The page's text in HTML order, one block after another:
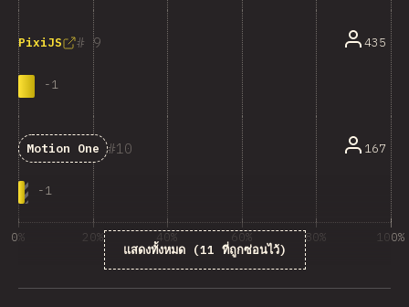
9
PixiJS
-1
435
10
Motion One
-1
167
แสดงทั้งหมด (11 ที่ถูกซ่อนไว้)
0% 20% 40% 60% 80% 100%